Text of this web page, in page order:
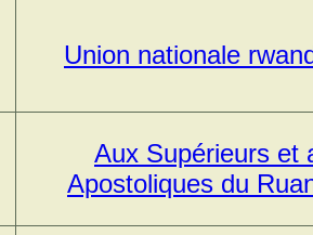
Union nationale
Aux Supérieurs et
Apostoliques du